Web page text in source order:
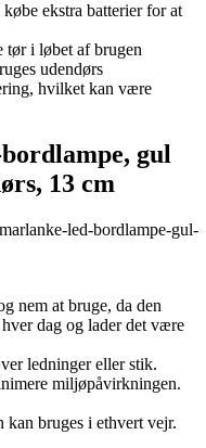
ekstra batterier for at
tør i løbet af brugen
udendørs
hvilket kan være
gul
13 cm
led-bordlampe-gul-
nem at bruge, da den
dag og lader det være
ledninger eller stik.
miljøpåvirkningen.
kan bruges i ethvert vejr.